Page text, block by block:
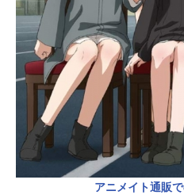
アニメイト通販